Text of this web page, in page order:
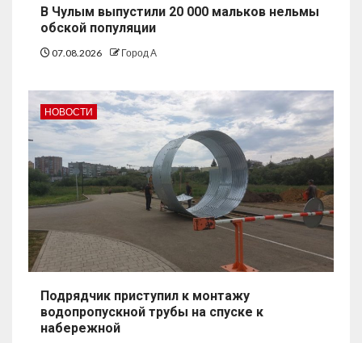
В Чулым выпустили 20 000 мальков нельмы
обской популяции
07.08.2026 Город А
НОВОСТИ
Подрядчик приступил к монтажу
водопропускной трубы на спуске к
набережной